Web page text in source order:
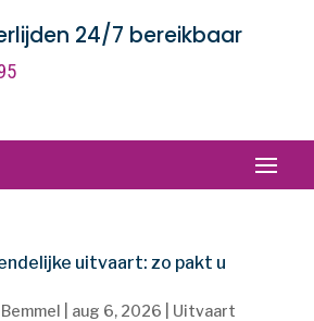
24/7 bereikbaar
uitvaart: zo pakt u
aug 6, 2026 Uitvaart